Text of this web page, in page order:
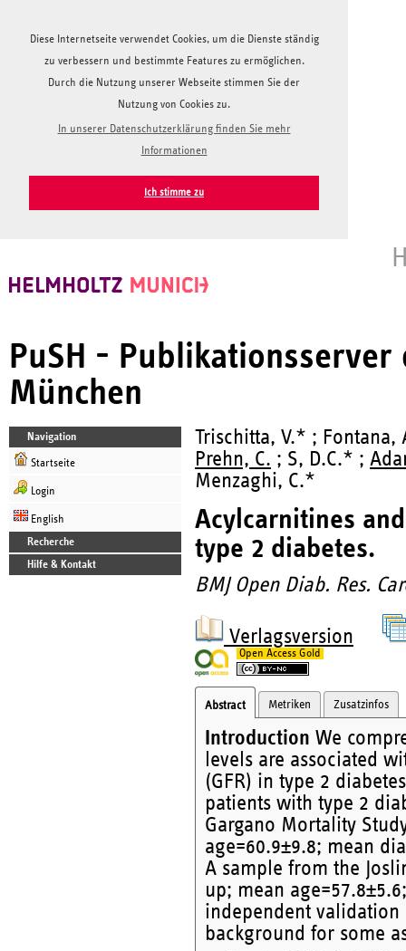
Diese Internetseite verwendet Cookies, um die Dienste ständig
zu verbessern und bestimmte Features zu ermöglichen.
Durch die Nutzung unserer Webseite stimmen Sie der
Nutzung von Cookies zu.
In unserer Datenschutzerklärung finden Sie mehr
Informationen
Ich stimme zu
PuSH -
München
Navigation
Startseite
Login
English
Recherche
Hilfe & Kontakt
Trischitta, V.* ;
Prehn, C. ; S, D.C.* ;
Menzaghi, C.*
Acylcarnitines
type 2 diabetes.
BMJ Open Diab. Res.
Verlagsversion
Open Access Gold
Abstract Metriken Zusatzinfos
Introduction We
levels are associated
(GFR) in type 2
patients with type 2
Gargano Mortality
age=60.9±9.8; mean
A sample from the
up; mean
independent
background for some